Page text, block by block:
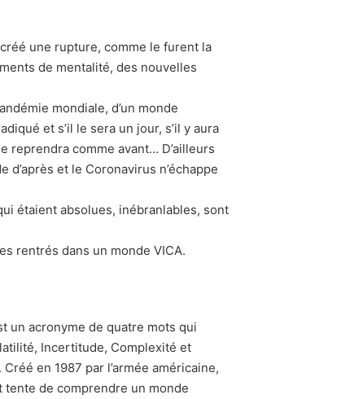
une rupture, comme le furent la
de mentalité, des nouvelles
mondiale, d’un monde
et s’il le sera un jour, s’il y aura
reprendra comme avant… D’ailleurs
d’après et le Coronavirus n’échappe
étaient absolues, inébranlables, sont
rentrés dans un monde VICA.
un acronyme de quatre mots qui
Incertitude, Complexité et
en 1987 par l’armée américaine,
tente de comprendre un monde